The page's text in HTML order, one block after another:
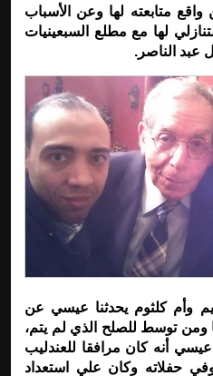
واقع متابعته لها وعن الأسباب
لها مع مطلع السبعينيات
عبد الناصر.
وأم كلثوم يحدثنا عيسي عن
ومن توسط للصلح الذي لم يتم،
أنه كان مرافقا للعندليب
حفلاته وكان علي استعداد